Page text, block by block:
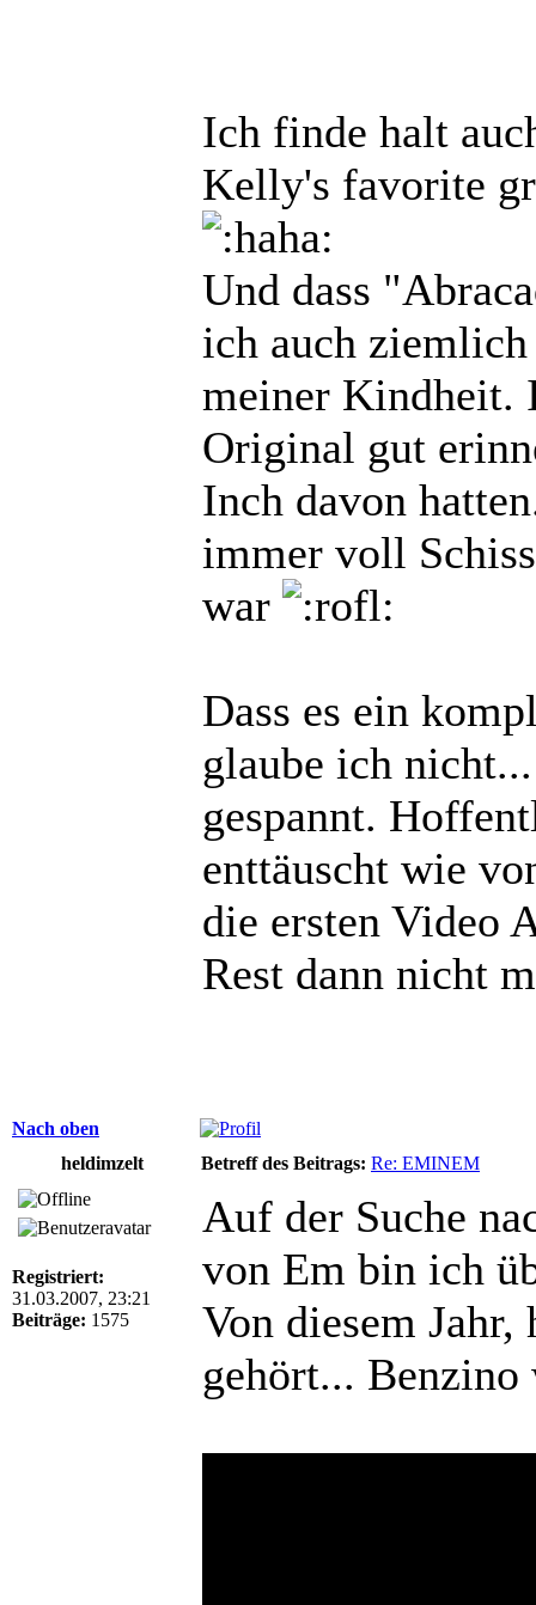
Ich finde halt
Kelly's favorite
Und dass
ich auch
meiner Kindheit.
Original gut
Inch davon
immer voll
war
Dass es ein
glaube ich
gespannt.
enttäuscht wie
die ersten Video
Rest dann nicht
Nach oben
heldimzelt
Betreff des Beitrags: Re: EMINEM
Registriert:
31.03.2007, 23:21
Beiträge: 1575
Auf der Suche
von Em bin ich
Von diesem
gehört...